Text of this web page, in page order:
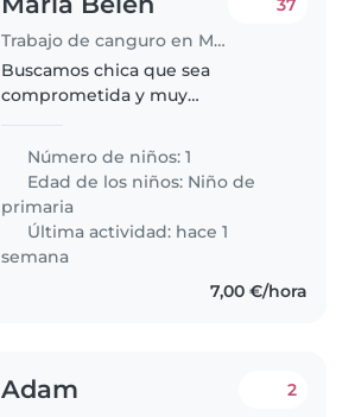
Trabajo de canguro en Málaga
Buscamos chica que sea
comprometida y muy
para 3 ó 4 días a la semana
rotativos. Una semana de 14:30 a
15:30, otra de 21:30 a 22:30 y otra (
la que menos)..
Número de niños: 1
Edad de los niños: Niño de
primaria
Última actividad: hace 1
semana
7,00 €/hora
Adam 2